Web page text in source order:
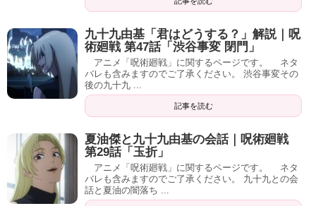
九十九由基「君はどうする？」解説｜呪
術廻戦 第47話「渋谷事変 閉門」
アニメ「呪術廻戦」に関するページです。 ネタ
バレも含みますのでご了承ください。 渋谷事変その
後の九十九 ...
記事を読む
夏油傑と九十九由基の会話｜呪術廻戦
第29話「玉折」
アニメ「呪術廻戦」に関するページです。 ネタ
バレも含みますのでご了承ください。 九十九との会
話と夏油の闇落ち ...